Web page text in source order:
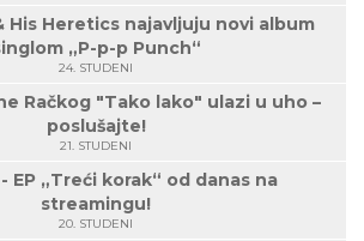
His Heretics najavljuju novi album
„P-p-p Punch“
24. STUDENI
Račkog "Tako lako" ulazi u uho –
poslušajte!
21. STUDENI
EP „Treći korak“ od danas na
streamingu!
20. STUDENI